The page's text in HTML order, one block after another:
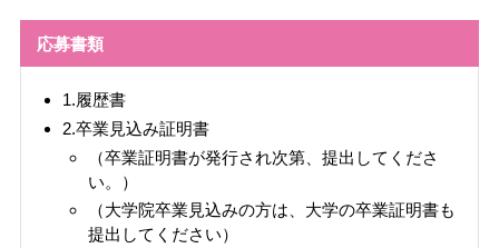
応募書類
1.履歴書
2.卒業見込み証明書
（卒業証明書が発行され次第、提出してくださ
い。）
（大学院卒業見込みの方は、大学の卒業証明書も
提出してください）